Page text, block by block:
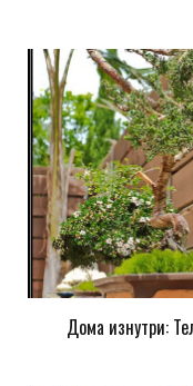
Дома изнутри: